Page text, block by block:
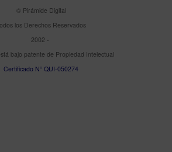
© Pirámide Digital
los Derechos Reservados
2002 -
bajo patente de Propiedad Intelectual
Certificado N° QUI-050274